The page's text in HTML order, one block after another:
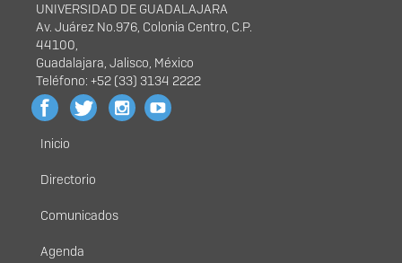
UNIVERSIDAD DE GUADALAJARA
Av. Juárez No.976, Colonia Centro, C.P.
44100,
Guadalajara, Jalisco, México
Teléfono: +52 (33) 3134 2222
Menú
principal
Inicio
Directorio
Comunicados
Agenda